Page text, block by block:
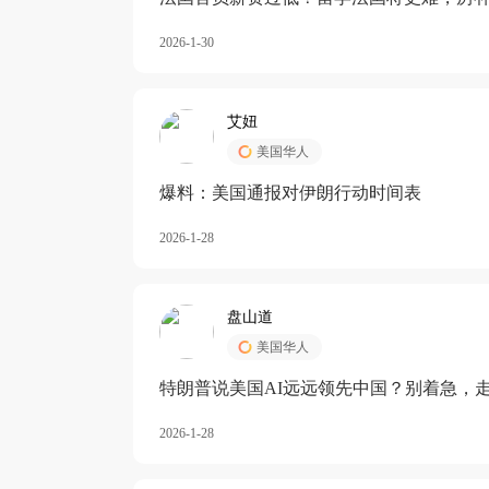
2026-1-30
艾妞
美国华人
爆料：美国通报对伊朗行动时间表
2026-1-28
盘山道
美国华人
特朗普说美国AI远远领先中国？别着急，
2026-1-28